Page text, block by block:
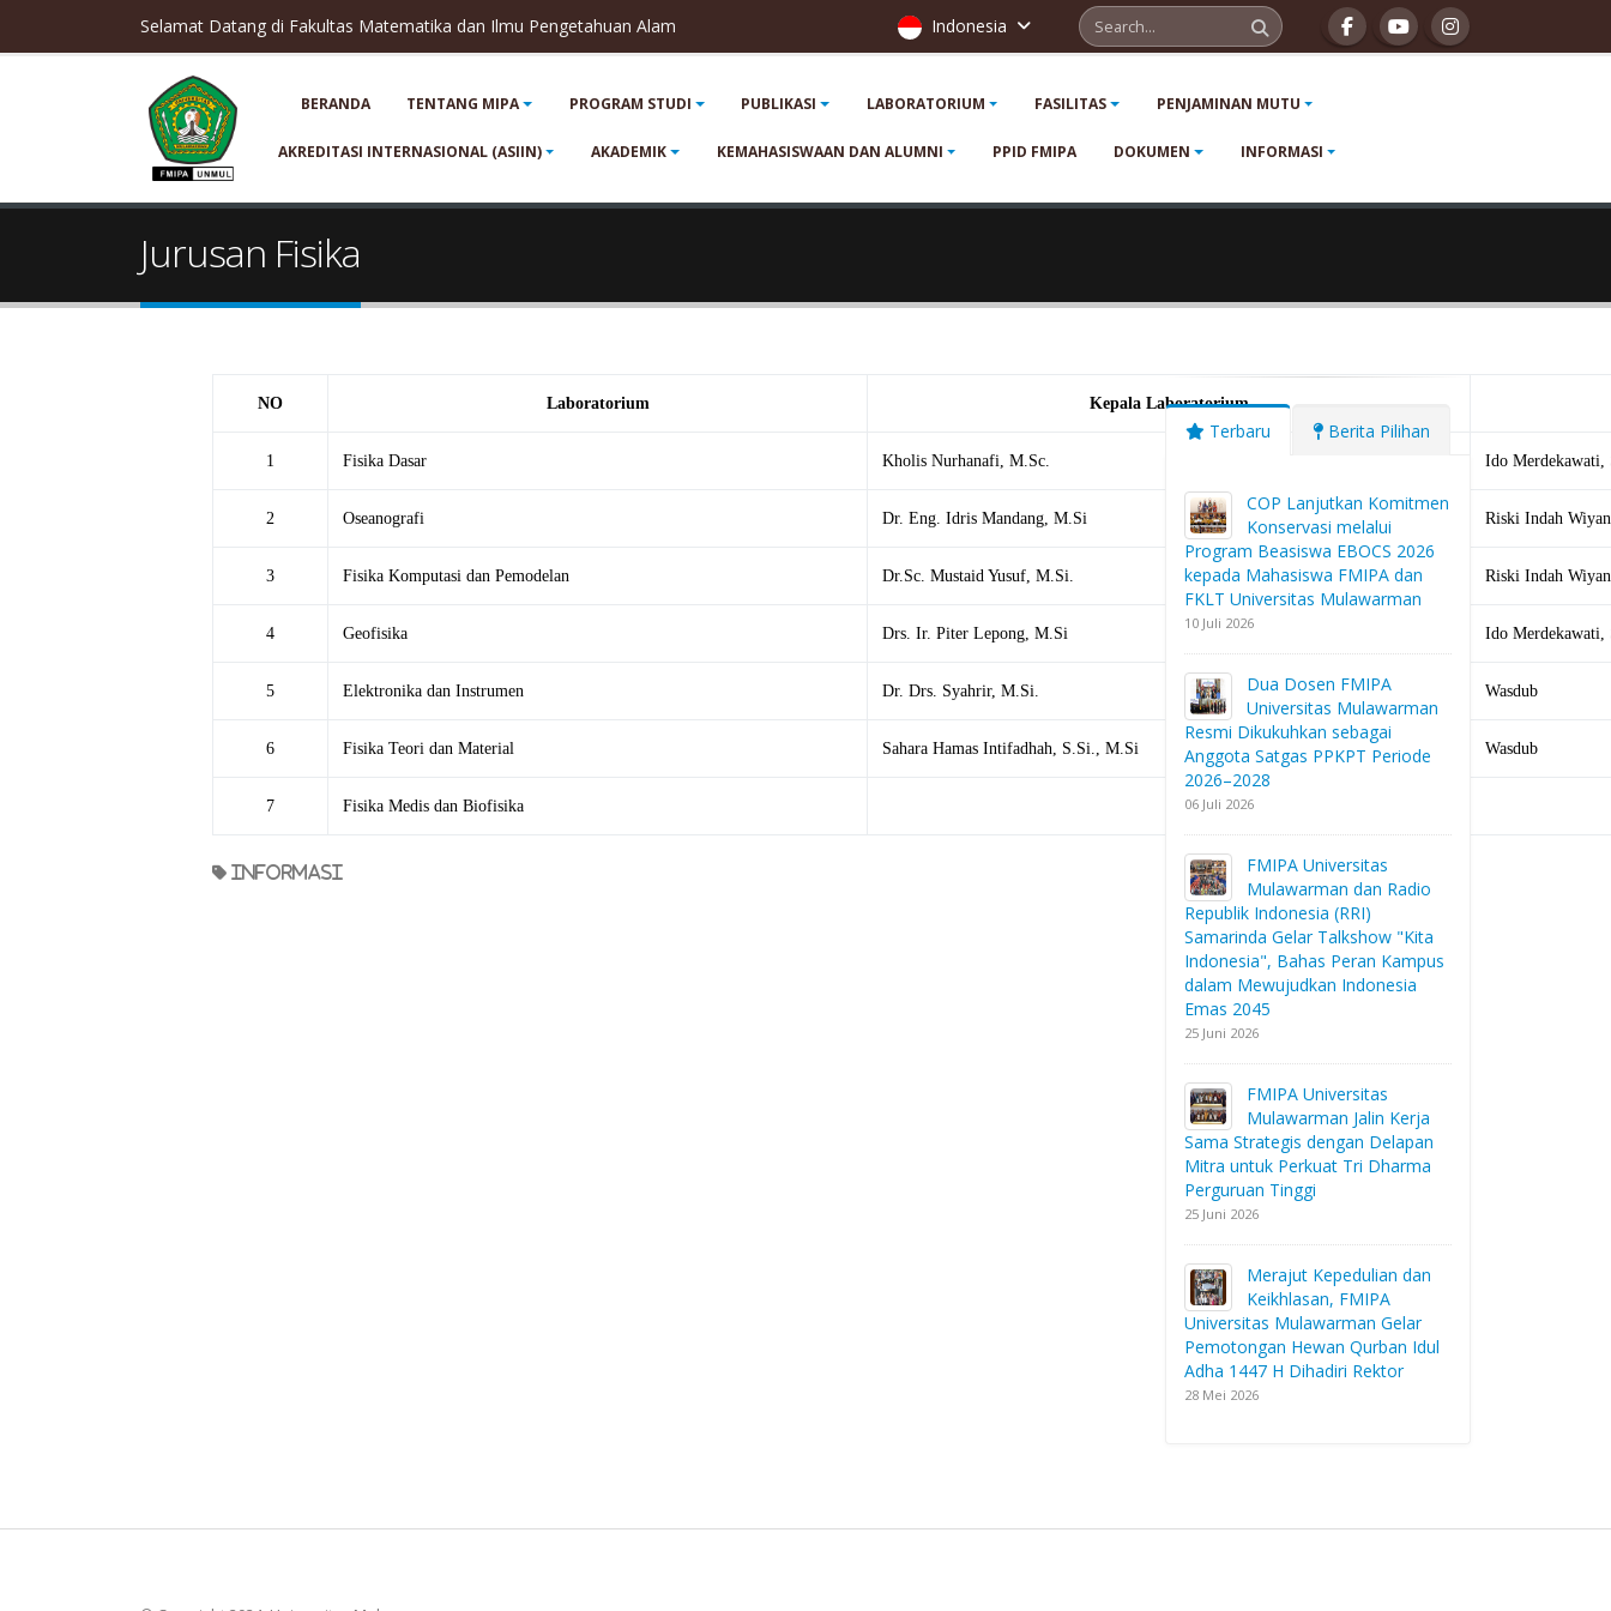
Selamat Datang di Fakultas Matematika dan Ilmu Pengetahuan Alam Indonesia
BERANDA TENTANG MIPA PROGRAM STUDI PUBLIKASI LABORATORIUM FASILITAS PENJAMINAN MUTU
AKREDITASI INTERNASIONAL (ASIIN) AKADEMIK KEMAHASISWAAN DAN ALUMNI PPID FMIPA DOKUMEN INFORMASI
Jurusan Fisika
NO Laboratorium Kepala Laboratorium
1 Fisika Dasar Kholis Nurhanafi, M.Sc. Ido Merdekawati,
2 Oseanografi Dr. Eng. Idris Mandang, M.Si Riski Indah
3 Fisika Komputasi dan Pemodelan Dr.Sc. Mustaid Yusuf, M.Si. Riski Indah
4 Geofisika Drs. Ir. Piter Lepong, M.Si Ido Merdekawati,
5 Elektronika dan Instrumen Dr. Drs. Syahrir, M.Si. Wasdub
6 Fisika Teori dan Material Sahara Hamas Intifadhah, S.Si., M.Si Wasdub
7 Fisika Medis dan Biofisika
informasi
Terbaru Berita Pilihan
COP Lanjutkan Komitmen
Konservasi melalui
Program Beasiswa EBOCS 2026
kepada Mahasiswa FMIPA dan
FKLT Universitas Mulawarman
10 Juli 2026
Dua Dosen FMIPA
Universitas Mulawarman
Resmi Dikukuhkan sebagai
Anggota Satgas PPKPT Periode
2026–2028
06 Juli 2026
FMIPA Universitas
Mulawarman dan Radio
Republik Indonesia (RRI)
Samarinda Gelar Talkshow "Kita
Indonesia", Bahas Peran Kampus
dalam Mewujudkan Indonesia
Emas 2045
25 Juni 2026
FMIPA Universitas
Mulawarman Jalin Kerja
Sama Strategis dengan Delapan
Mitra untuk Perkuat Tri Dharma
Perguruan Tinggi
25 Juni 2026
Merajut Kepedulian dan
Keikhlasan, FMIPA
Universitas Mulawarman Gelar
Pemotongan Hewan Qurban Idul
Adha 1447 H Dihadiri Rektor
28 Mei 2026